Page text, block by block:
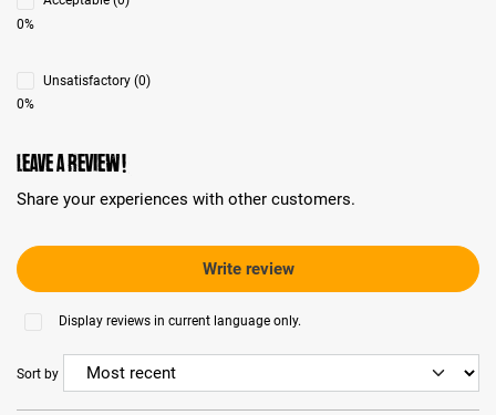
0%
Unsatisfactory (0)
0%
Leave a review!
Share your experiences with other customers.
Write review
Display reviews in current language only.
Sort by